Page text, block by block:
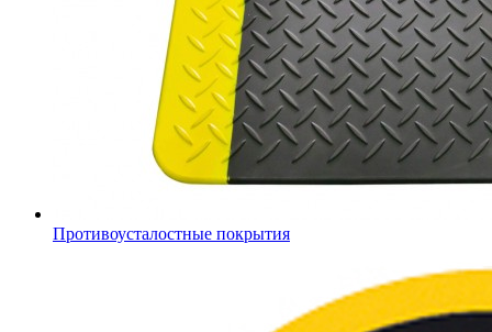
Противоусталостные покрытия